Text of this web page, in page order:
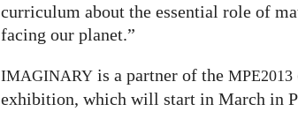
curriculum about the essential role of
facing our planet.”
IMAGINARY is a partner of the MPE2013
exhibition, which will start in March in